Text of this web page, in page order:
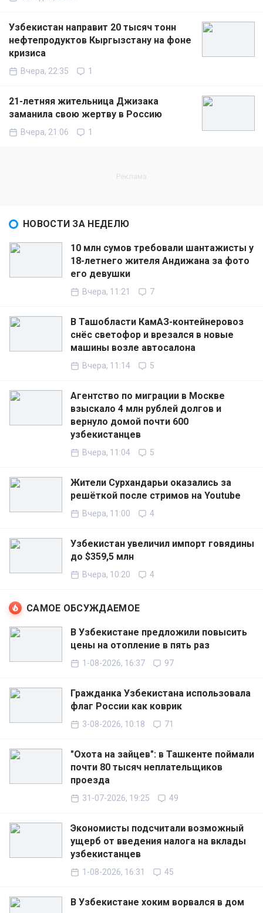
Узбекистан направит 20 тысяч тонн
нефтепродуктов Кыргызстану на фоне
кризиса
Вчера, 22:35 1
21-летняя жительница Джизака
заманила свою жертву в Россию
Вчера, 21:06 1
НОВОСТИ ЗА НЕДЕЛЮ
10 млн сумов требовали шантажисты у
18-летнего жителя Андижана за фото
его девушки
Вчера, 11:21 7
В Ташобласти КамАЗ-контейнеровоз
снёс светофор и врезался в новые
машины возле автосалона
Вчера, 11:14 5
Агентство по миграции в Москве
взыскало 4 млн рублей долгов и
вернуло домой почти 600
узбекистанцев
Вчера, 11:04 5
Жители Сурхандарьи оказались за
решёткой после стримов на Youtube
Вчера, 11:00 4
Узбекистан увеличил импорт говядины
до $359,5 млн
Вчера, 10:20 4
САМОЕ ОБСУЖДАЕМОЕ
В Узбекистане предложили повысить
цены на отопление в пять раз
1-08-2026, 16:37 97
Гражданка Узбекистана использовала
флаг России как коврик
3-08-2026, 10:18 71
"Охота на зайцев": в Ташкенте поймали
почти 80 тысяч неплательщиков
проезда
31-07-2026, 19:25 49
Экономисты подсчитали возможный
ущерб от введения налога на вклады
узбекистанцев
1-08-2026, 16:31 45
В Узбекистане хоким ворвался в дом